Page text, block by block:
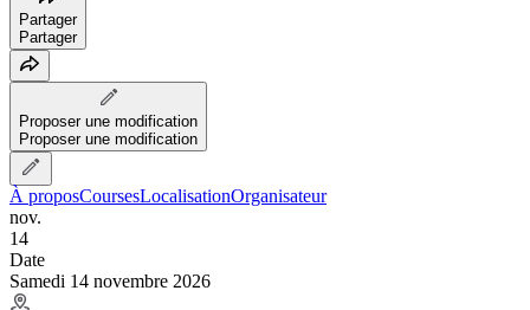
Partager
Partager
Proposer une modification
Proposer une modification
À proposCoursesLocalisationOrganisateur
nov.
14
Date
Samedi 14 novembre 2026